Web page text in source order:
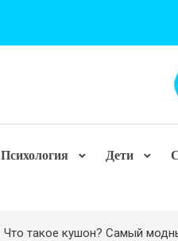
Психология Дети
Что такое кушон? Самый